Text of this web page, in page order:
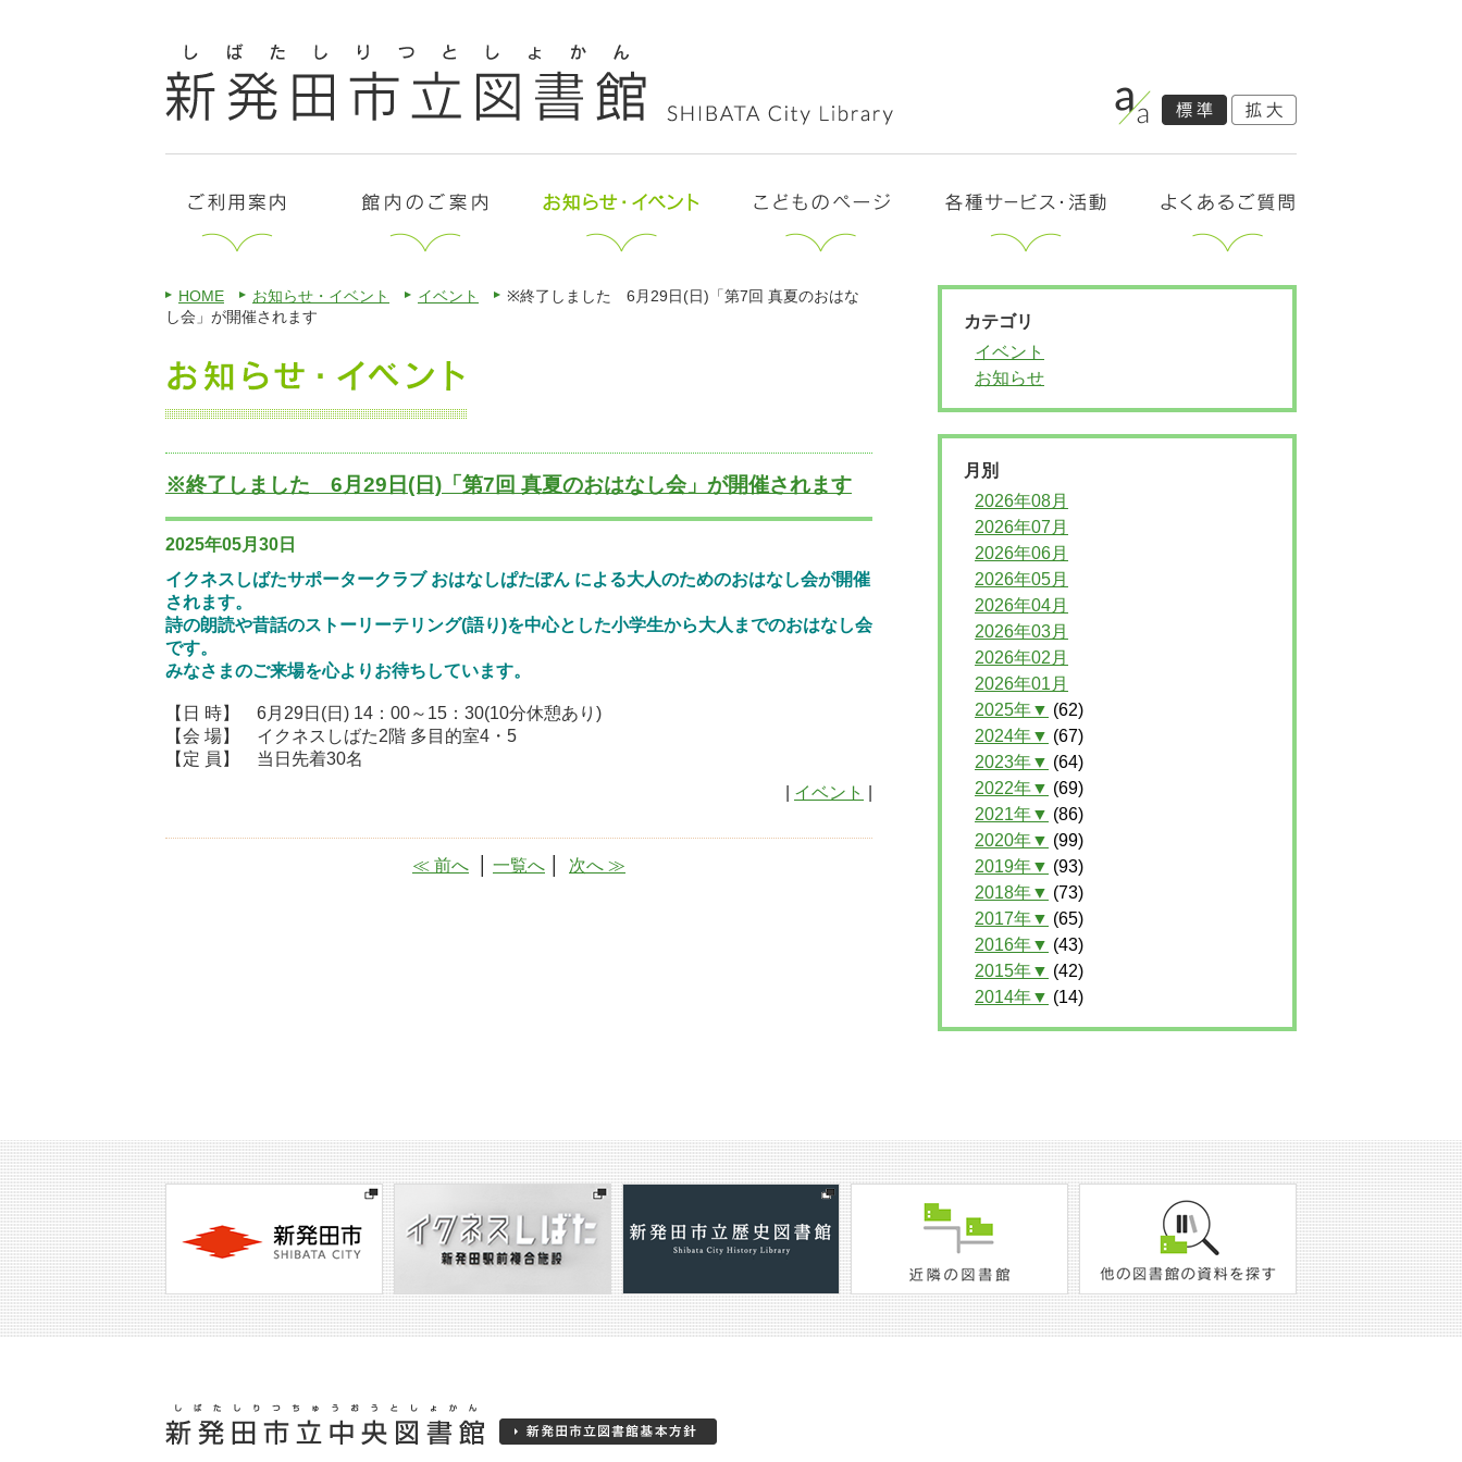
HOME お知らせ・イベント イベント
※終了しました 6月29日(日)「第7回 真夏のおはな
し会」が開催されます
※終了しました 6月29日(日)「第7回 真夏のおはなし会」が開催されます
2025年05月30日
イクネスしばたサポータークラブ おはなしぱたぽん による大人のためのおはなし会が開催
されます。
詩の朗読や昔話のストーリーテリング(語り)を中心とした小学生から大人までのおはなし会
です。
みなさまのご来場を心よりお待ちしています。
【日 時】 6月29日(日) 14：00～15：30(10分休憩あり)
【会 場】 イクネスしばた2階 多目的室4・5
【定 員】 当日先着30名
イベント
≪ 前へ 一覧へ 次へ ≫
カテゴリ
イベント
お知らせ
月別
2026年08月
2026年07月
2026年06月
2026年05月
2026年04月
2026年03月
2026年02月
2026年01月
2025年▼ (62)
2024年▼ (67)
2023年▼ (64)
2022年▼ (69)
2021年▼ (86)
2020年▼ (99)
2019年▼ (93)
2018年▼ (73)
2017年▼ (65)
2016年▼ (43)
2015年▼ (42)
2014年▼ (14)